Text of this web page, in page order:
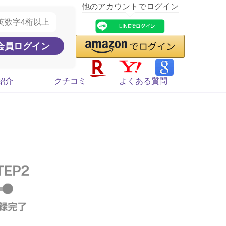
他のアカウントでログイン
介 クチコミ よくある質問